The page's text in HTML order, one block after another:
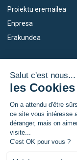
Proiektu eremailea
Enpresa
Erakundea
Empleo
Eskola Futura
Forma NAEN
TRANSFERMUGA-